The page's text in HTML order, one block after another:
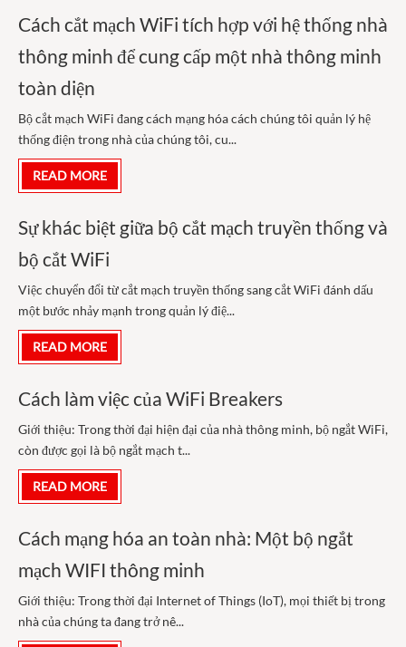
Cách cắt mạch WiFi tích hợp với hệ thống nhà
thông minh để cung cấp một nhà thông minh
toàn diện
Bộ cắt mạch WiFi đang cách mạng hóa cách chúng tôi quản lý hệ
thống điện trong nhà của chúng tôi, cu...
READ MORE
Sự khác biệt giữa bộ cắt mạch truyền thống và
bộ cắt WiFi
Việc chuyển đổi từ cắt mạch truyền thống sang cắt WiFi đánh dấu
một bước nhảy mạnh trong quản lý điệ...
READ MORE
Cách làm việc của WiFi Breakers
Giới thiệu: Trong thời đại hiện đại của nhà thông minh, bộ ngắt WiFi,
còn được gọi là bộ ngắt mạch t...
READ MORE
Cách mạng hóa an toàn nhà: Một bộ ngắt
mạch WIFI thông minh
Giới thiệu: Trong thời đại Internet of Things (IoT), mọi thiết bị trong
nhà của chúng ta đang trở nê...